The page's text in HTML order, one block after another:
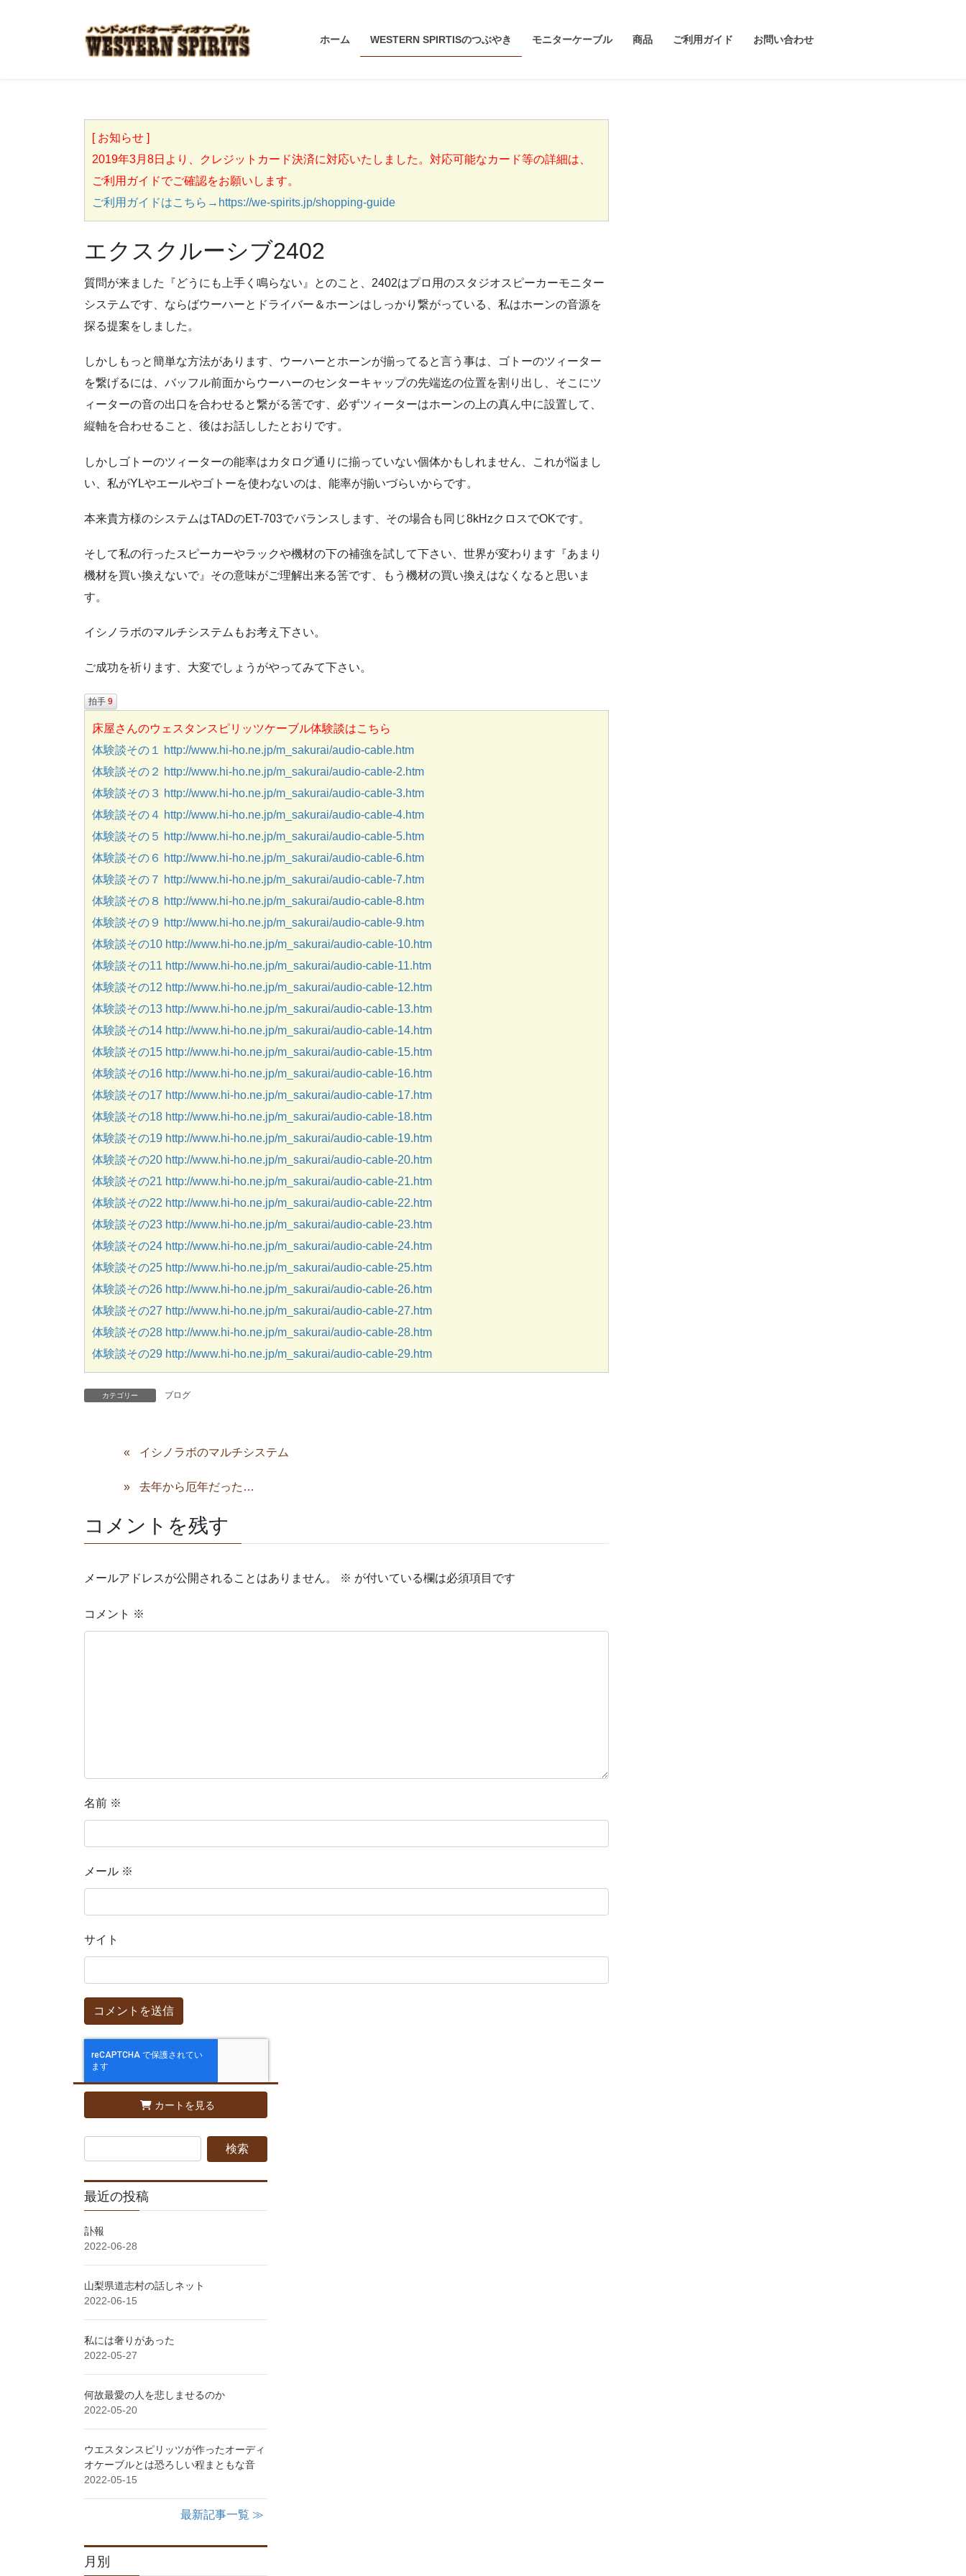
ホーム WESTERN SPIRTISのつぶやき モニターケーブル 商品 ご利用ガイド お問い合わせ
[ お知らせ ]
2019年3月8日より、クレジットカード決済に対応いたしました。対応可能なカード等の詳細は、
ご利用ガイドでご確認をお願いします。
ご利用ガイドはこちら→https://we-spirits.jp/shopping-guide
エクスクルーシブ2402
質問が来ました『どうにも上手く鳴らない』とのこと、2402はプロ用のスタジオスピーカーモニター
システムです、ならばウーハーとドライバー＆ホーンはしっかり繋がっている、私はホーンの音源を
探る提案をしました。
しかしもっと簡単な方法があります、ウーハーとホーンが揃ってると言う事は、ゴトーのツィーター
を繋げるには、バッフル前面からウーハーのセンターキャップの先端迄の位置を割り出し、そこにツ
ィーターの音の出口を合わせると繋がる筈です、必ずツィーターはホーンの上の真ん中に設置して、
縦軸を合わせること、後はお話ししたとおりです。
しかしゴトーのツィーターの能率はカタログ通りに揃っていない個体かもしれません、これが悩まし
い、私がYLやエールやゴトーを使わないのは、能率が揃いづらいからです。
本来貴方様のシステムはTADのET-703でバランスします、その場合も同じ8kHzクロスでOKです。
そして私の行ったスピーカーやラックや機材の下の補強を試して下さい、世界が変わります『あまり
機材を買い換えないで』その意味がご理解出来る筈です、もう機材の買い換えはなくなると思いま
す。
イシノラボのマルチシステムもお考え下さい。
ご成功を祈ります、大変でしょうがやってみて下さい。
拍手 9
床屋さんのウェスタンスピリッツケーブル体験談はこちら
体験談その１ http://www.hi-ho.ne.jp/m_sakurai/audio-cable.htm
体験談その２ http://www.hi-ho.ne.jp/m_sakurai/audio-cable-2.htm
体験談その３ http://www.hi-ho.ne.jp/m_sakurai/audio-cable-3.htm
体験談その４ http://www.hi-ho.ne.jp/m_sakurai/audio-cable-4.htm
体験談その５ http://www.hi-ho.ne.jp/m_sakurai/audio-cable-5.htm
体験談その６ http://www.hi-ho.ne.jp/m_sakurai/audio-cable-6.htm
体験談その７ http://www.hi-ho.ne.jp/m_sakurai/audio-cable-7.htm
体験談その８ http://www.hi-ho.ne.jp/m_sakurai/audio-cable-8.htm
体験談その９ http://www.hi-ho.ne.jp/m_sakurai/audio-cable-9.htm
体験談その10 http://www.hi-ho.ne.jp/m_sakurai/audio-cable-10.htm
体験談その11 http://www.hi-ho.ne.jp/m_sakurai/audio-cable-11.htm
体験談その12 http://www.hi-ho.ne.jp/m_sakurai/audio-cable-12.htm
体験談その13 http://www.hi-ho.ne.jp/m_sakurai/audio-cable-13.htm
体験談その14 http://www.hi-ho.ne.jp/m_sakurai/audio-cable-14.htm
体験談その15 http://www.hi-ho.ne.jp/m_sakurai/audio-cable-15.htm
体験談その16 http://www.hi-ho.ne.jp/m_sakurai/audio-cable-16.htm
体験談その17 http://www.hi-ho.ne.jp/m_sakurai/audio-cable-17.htm
体験談その18 http://www.hi-ho.ne.jp/m_sakurai/audio-cable-18.htm
体験談その19 http://www.hi-ho.ne.jp/m_sakurai/audio-cable-19.htm
体験談その20 http://www.hi-ho.ne.jp/m_sakurai/audio-cable-20.htm
体験談その21 http://www.hi-ho.ne.jp/m_sakurai/audio-cable-21.htm
体験談その22 http://www.hi-ho.ne.jp/m_sakurai/audio-cable-22.htm
体験談その23 http://www.hi-ho.ne.jp/m_sakurai/audio-cable-23.htm
体験談その24 http://www.hi-ho.ne.jp/m_sakurai/audio-cable-24.htm
体験談その25 http://www.hi-ho.ne.jp/m_sakurai/audio-cable-25.htm
体験談その26 http://www.hi-ho.ne.jp/m_sakurai/audio-cable-26.htm
体験談その27 http://www.hi-ho.ne.jp/m_sakurai/audio-cable-27.htm
体験談その28 http://www.hi-ho.ne.jp/m_sakurai/audio-cable-28.htm
体験談その29 http://www.hi-ho.ne.jp/m_sakurai/audio-cable-29.htm
カテゴリー ブログ
イシノラボのマルチシステム
去年から厄年だった…
コメントを残す
メールアドレスが公開されることはありません。 ※ が付いている欄は必須項目です
コメント ※
名前 ※
メール ※
サイト
カートを見る
最近の投稿
訃報
2022-06-28
山梨県道志村の話しネット
2022-06-15
私には奢りがあった
2022-05-27
何故最愛の人を悲しませるのか
2022-05-20
ウエスタンスピリッツが作ったオーディ
オケーブルとは恐ろしい程まともな音
2022-05-15
最新記事一覧 ≫
月別